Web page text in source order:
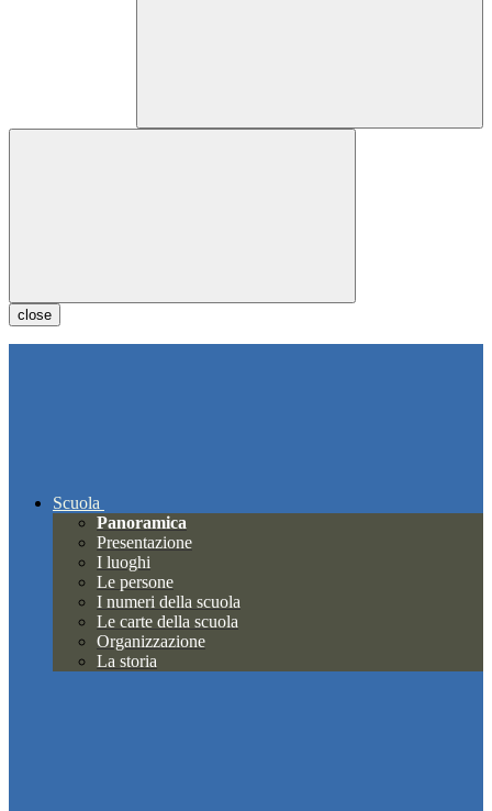
close
Scuola
Panoramica
Presentazione
I luoghi
Le persone
I numeri della scuola
Le carte della scuola
Organizzazione
La storia